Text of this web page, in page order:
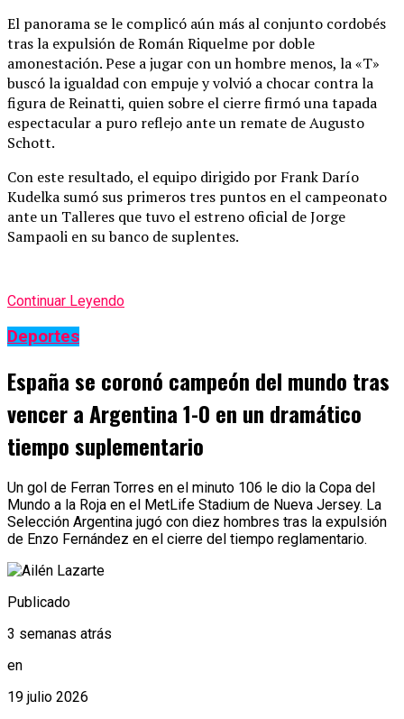
El panorama se le complicó aún más al conjunto cordobés
tras la expulsión de Román Riquelme por doble
amonestación. Pese a jugar con un hombre menos, la «T»
buscó la igualdad con empuje y volvió a chocar contra la
figura de Reinatti, quien sobre el cierre firmó una tapada
espectacular a puro reflejo ante un remate de Augusto
Schott.
Con este resultado, el equipo dirigido por Frank Darío
Kudelka sumó sus primeros tres puntos en el campeonato
ante un Talleres que tuvo el estreno oficial de Jorge
Sampaoli en su banco de suplentes.
Continuar Leyendo
Deportes
España se coronó campeón del mundo tras
vencer a Argentina 1-0 en un dramático
tiempo suplementario
Un gol de Ferran Torres en el minuto 106 le dio la Copa del
Mundo a la Roja en el MetLife Stadium de Nueva Jersey. La
Selección Argentina jugó con diez hombres tras la expulsión
de Enzo Fernández en el cierre del tiempo reglamentario.
Publicado
3 semanas atrás
en
19 julio 2026